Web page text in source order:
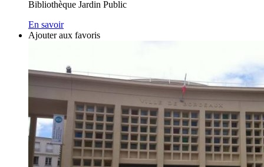
Bibliothèque Jardin Public
En savoir
Ajouter aux favoris